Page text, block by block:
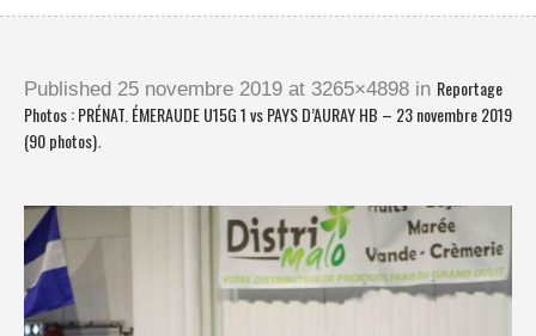
Published 25 novembre 2019 at 3265×4898 in Reportage
Photos : PRÉNAT. ÉMERAUDE U15G 1 vs PAYS D’AURAY HB – 23 novembre 2019
(90 photos).